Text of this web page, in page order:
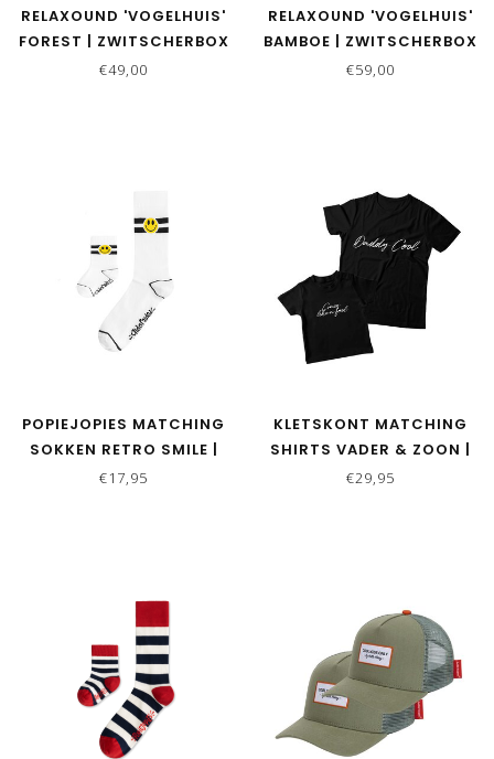
RELAXOUND 'VOGELHUIS'
FOREST | ZWITSCHERBOX
€49,00
RELAXOUND 'VOGELHUIS'
BAMBOE | ZWITSCHERBOX
€59,00
POPIEJOPIES MATCHING
SOKKEN RETRO SMILE |
WIT
€17,95
KLETSKONT MATCHING
SHIRTS VADER & ZOON |
DADDY COOL
€29,95